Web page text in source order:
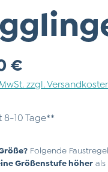
€
zzgl.
8-10 Tage**
Folgende
Größenstufe höher